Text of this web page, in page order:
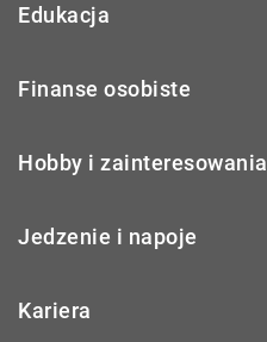
Edukacja
Finanse osobiste
Hobby i zainteresowania
Jedzenie i napoje
Kariera